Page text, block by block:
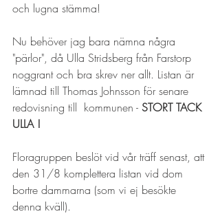
och lugna stämma!
Nu behöver jag bara nämna några
"pärlor", då Ulla Stridsberg från Farstorp
noggrant och bra skrev ner allt. Listan är
lämnad till Thomas Johnsson för senare
redovisning till  kommunen - STORT TACK
ULLA !
Floragruppen beslöt vid vår träff senast, att
den 31/8 komplettera listan vid dom
bortre dammarna (som vi ej besökte
denna kväll).